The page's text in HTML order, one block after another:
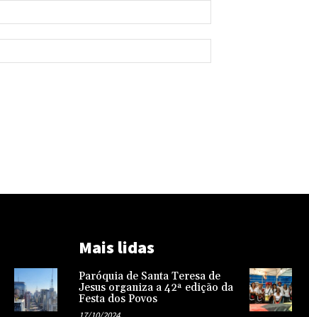
Mais lidas
Paróquia de Santa Teresa de
Jesus organiza a 42ª edição da
Festa dos Povos